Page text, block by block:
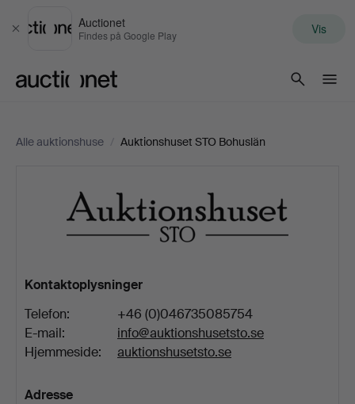
Luk
Auctionet
Findes på Google Play Vis
Alle auktionshuse / Auktionshuset STO Bohuslän
Auktionshuset
Kontaktoplysninger
Telefon:
+46 (0)046735085754
E-mail:
info@auktionshusetsto.se
Hjemmeside:
auktionshusetsto.se
Adresse